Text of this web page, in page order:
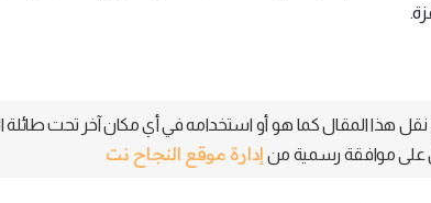
نقل هذا المقال كما هو أو استخدامه في أي مكان آخر تحت طائلة
على موافقة رسمية من إدارة موقع النجاح نت